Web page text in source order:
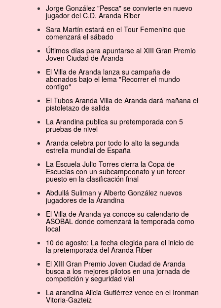
Jorge González "Pesca" se convierte en nuevo
jugador del C.D. Aranda Riber
Sara Martín estará en el Tour Femenino que
comenzará el sábado
Últimos días para apuntarse al XIII Gran Premio
Joven Ciudad de Aranda
El Villa de Aranda lanza su campaña de
abonados bajo el lema "Recorrer el mundo
contigo"
El Tubos Aranda Villa de Aranda dará mañana el
pistoletazo de salida
La Arandina publica su pretemporada con 5
pruebas de nivel
Aranda celebra por todo lo alto la segunda
estrella mundial de España
La Escuela Julio Torres cierra la Copa de
Escuelas con un subcampeonato y un tercer
puesto en la clasificación final
Abdullá Suliman y Alberto González nuevos
jugadores de la Arandina
El Villa de Aranda ya conoce su calendario de
ASOBAL donde comenzará la temporada como
local
10 de agosto: La fecha elegida para el inicio de
la pretemporada del Aranda Riber
El XIII Gran Premio Joven Ciudad de Aranda
busca a los mejores pilotos en una jornada de
competición y seguridad vial
La arandina Alicia Gutiérrez vence en el Ironman
Vitoria-Gazteiz